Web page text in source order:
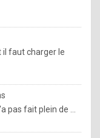
faut charger le
pas fait plein de ...